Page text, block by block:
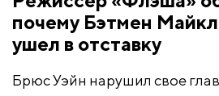
почему Бэтмен
ушел в отставку
Брюс Уэйн нарушил свое